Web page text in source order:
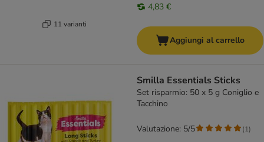
11 varianti
4,83 €
Aggiungi al carrello
Smilla Essentials Sticks
Set risparmio: 50 x 5 g Coniglio e
Tacchino
Valutazione: 5/5 (1)